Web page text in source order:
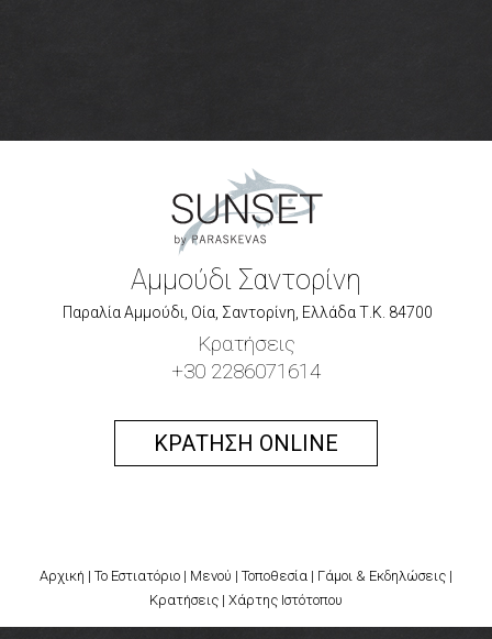
Αμμούδι Σαντορίνη
Παραλία Αμμούδι, Οία, Σαντορίνη, Ελλάδα Τ.Κ. 84700
Κρατήσεις
+30 2286071614
ΚΡΑΤΗΣΗ ONLINE
Αρχική | Το Εστιατόριο | Μενού | Τοποθεσία | Γάμοι & Εκδηλώσεις |
Κρατήσεις | Χάρτης Ιστότοπου